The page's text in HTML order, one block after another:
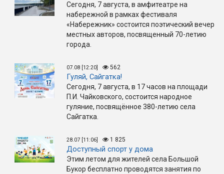
Сегодня, 7 августа, в амфитеатре на
набережной в рамках фестиваля
«Набережник» состоится поэтический вечер
местных авторов, посвященный 70-летию
города.
07.08 [12:20] 562
Гуляй, Сайгатка!
Сегодня, 7 августа, в 17 часов на площади
П.И. Чайковского, состоится народное
гуляние, посвящённое 380-летию села
Сайгатка.
28.07 [11:06] 1 825
Доступный спорт у дома
Этим летом для жителей села Большой
Букор бесплатно проводятся занятия по